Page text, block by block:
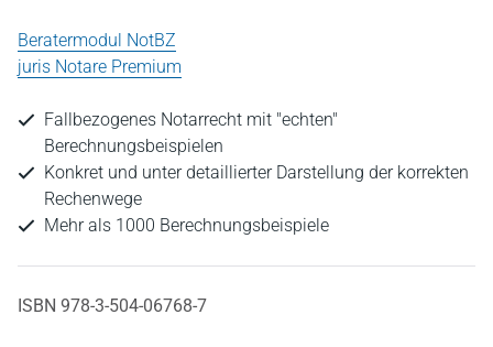
Beratermodul NotBZ
juris Notare Premium
Fallbezogenes Notarrecht mit "echten"
Berechnungsbeispielen
Konkret und unter detaillierter Darstellung der korrekten
Rechenwege
Mehr als 1000 Berechnungsbeispiele
ISBN 978-3-504-06768-7